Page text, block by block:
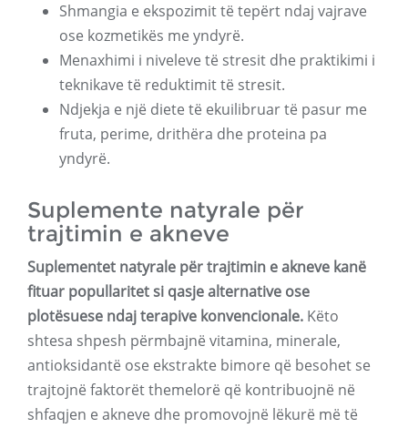
Shmangia e ekspozimit të tepërt ndaj vajrave
ose kozmetikës me yndyrë.
Menaxhimi i niveleve të stresit dhe praktikimi i
teknikave të reduktimit të stresit.
Ndjekja e një diete të ekuilibruar të pasur me
fruta, perime, drithëra dhe proteina pa
yndyrë.
Suplemente natyrale për
trajtimin e akneve
Suplementet natyrale për trajtimin e akneve kanë
fituar popullaritet si qasje alternative ose
plotësuese ndaj terapive konvencionale. Këto
shtesa shpesh përmbajnë vitamina, minerale,
antioksidantë ose ekstrakte bimore që besohet se
trajtojnë faktorët themelorë që kontribuojnë në
shfaqjen e akneve dhe promovojnë lëkurë më të